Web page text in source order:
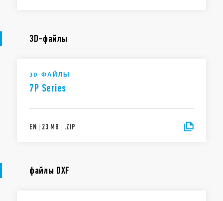
3D-файлы
3D-ФАЙЛЫ
7P Series
EN | 23 MB | .ZIP
файлы DXF